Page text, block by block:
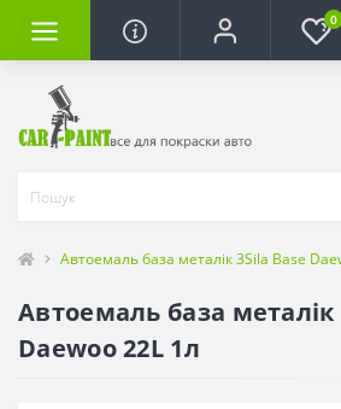
0
Автоемаль база металік 3Sila Base
Автоемаль база металік
Daewoo 22L 1л